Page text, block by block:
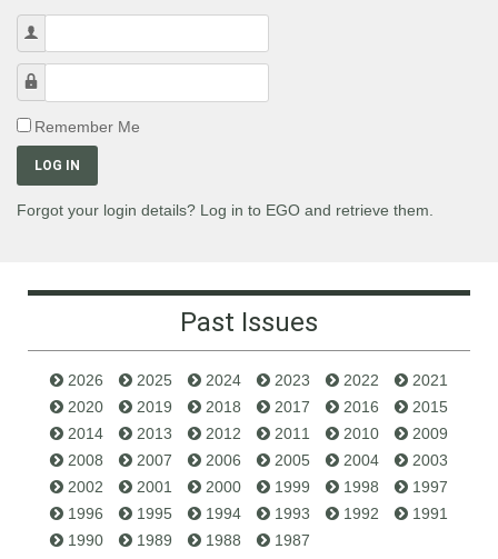
Remember Me
LOG IN
Forgot your login details? Log in to EGO and retrieve them.
Past Issues
2026 2025 2024 2023 2022
2021
2020
2019 2018 2017 2016
2015
2014
2013 2012 2011 2010
2009
2008
2007 2006 2005 2004
2003
2002
2001 2000 1999 1998
1997
1996
1995 1994 1993 1992
1991
1990
1989 1988 1987